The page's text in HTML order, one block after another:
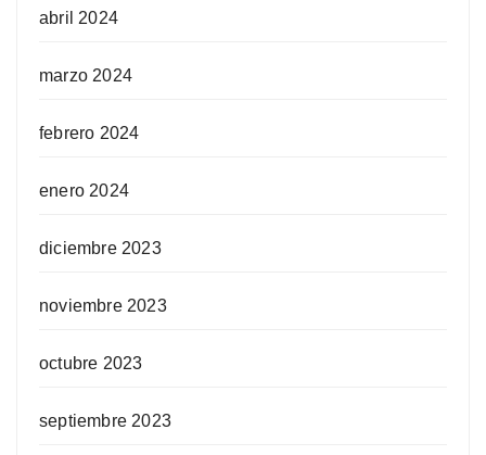
abril 2024
marzo 2024
febrero 2024
enero 2024
diciembre 2023
noviembre 2023
octubre 2023
septiembre 2023